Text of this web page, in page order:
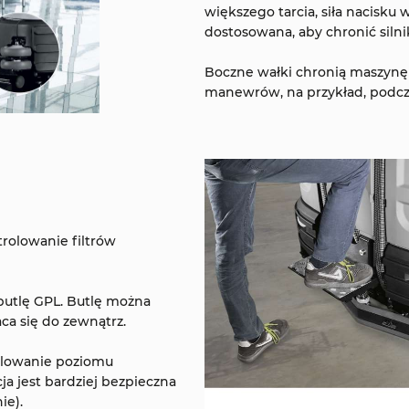
większego tarcia, siła nacisku
dostosowana, aby chronić
Boczne wałki chronią
manewrów, na przykład,
filtrów
GPL. Butlę można
się do zewnątrz.
poziomu
jest bardziej bezpieczna